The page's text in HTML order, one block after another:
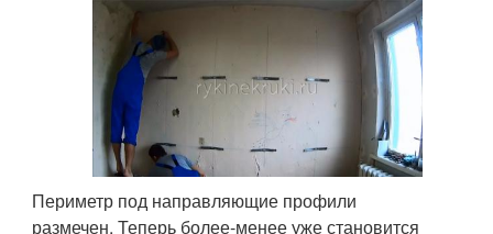
Периметр под направляющие профили
размечен. Теперь более-менее уже становится